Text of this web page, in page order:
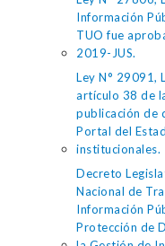
Información
TUO fue
2019-JUS.
Ley N° 29091,
artículo 38 de
publicación de
Portal del
institucionales.
Decreto
Nacional de
Información
Protección de